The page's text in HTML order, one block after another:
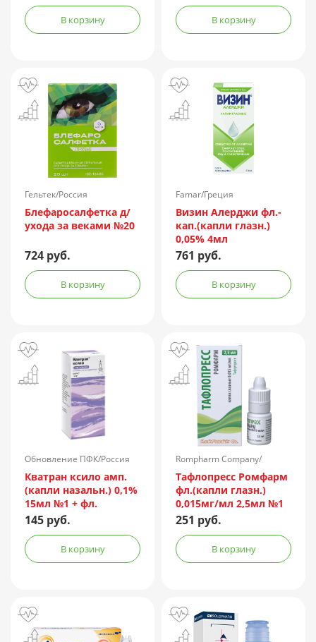
В корзину В корзину
Гельтек/Россия
Блефаросалфетка д/
ухода за веками №20
724 руб.
В корзину
Famar/Греция
Визин Алерджи фл.-
кап.(капли глазн.)
0,05% 4мл
761 руб.
В корзину
Обновление ПФК/Россия
Кватран ксило амп.
(капли назальн.) 0,1%
15мл №1 + фл.
145 руб.
В корзину
Rompharm Company/
Румыния
Тафлопресс Ромфарм
фл.(капли глазн.)
0,015мг/мл 2,5мл №1
пач.карт.
251 руб.
В корзину